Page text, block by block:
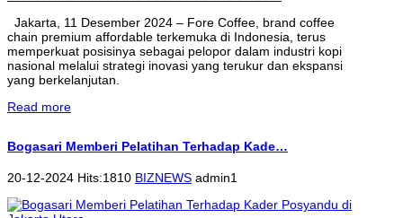
Jakarta, 11 Desember 2024 – Fore Coffee, brand coffee
chain premium affordable terkemuka di Indonesia, terus
memperkuat posisinya sebagai pelopor dalam industri kopi
nasional melalui strategi inovasi yang terukur dan ekspansi
yang berkelanjutan.
Read more
Bogasari Memberi Pelatihan Terhadap Kade…
20-12-2024 Hits:1810 BIZNEWS admin1